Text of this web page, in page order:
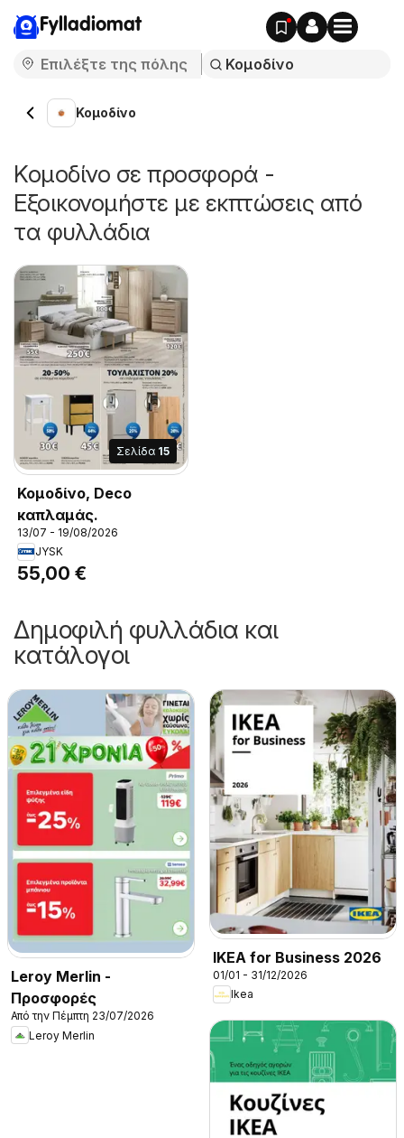
Fylladiomat
Κομοδίνο
Κομοδίνο σε προσφορά -
Εξοικονομήστε με εκπτώσεις από
τα φυλλάδια
Σελίδα 15
Κομοδίνο, Deco
καπλαμάς.
13/07 - 19/08/2026
JYSK
55,00 €
Δημοφιλή φυλλάδια και
κατάλογοι
Leroy Merlin -
Προσφορές
Από την Πέμπτη 23/07/2026
Leroy Merlin
IKEA for Business 2026
01/01 - 31/12/2026
Ikea